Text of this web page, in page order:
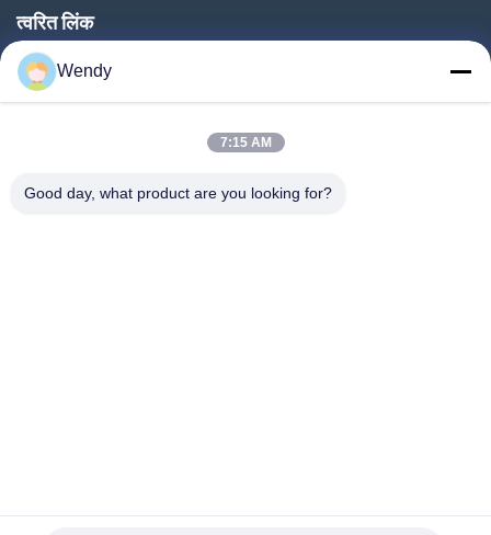
त्वरित लिंक
घर
उत्पाद
कारखाने का दौरा
Wendy
7:15 AM
Good day, what product are you looking for?